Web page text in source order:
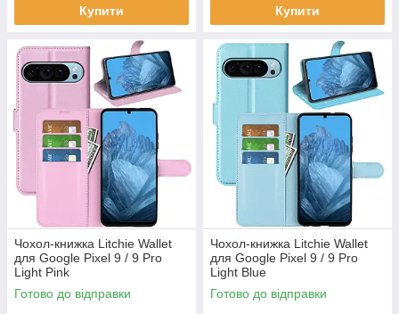
Купити Купити
Чохол-книжка Litchie Wallet
для Google Pixel 9 / 9 Pro
Light Pink
Готово до відправки
Чохол-книжка Litchie Wallet
для Google Pixel 9 / 9 Pro
Light Blue
Готово до відправки